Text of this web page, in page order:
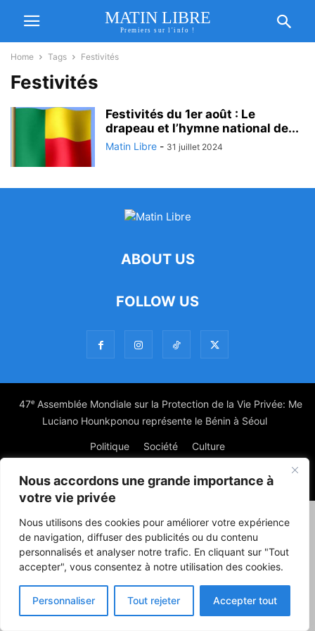
Nous accordons une grande importance à
votre vie privée
Nous utilisons des cookies pour améliorer votre expérience
de navigation, diffuser des publicités ou du contenu
personnalisés et analyser notre trafic. En cliquant sur "Tout
accepter", vous consentez à notre utilisation des cookies.
Personnaliser Tout rejeter Accepter tout
MATIN LIBRE
Premiers sur l'info !
Home Tags Festivités
Festivités
Festivités du 1er août : Le
drapeau et l’hymne national de...
Matin Libre - 31 juillet 2024
ABOUT US
FOLLOW US
47ᵉ Assemblée Mondiale sur la Protection de la Vie Privée: Me
Luciano Hounkponou représente le Bénin à Séoul
Politique Société Culture
© Powered by digitXplus Francophone